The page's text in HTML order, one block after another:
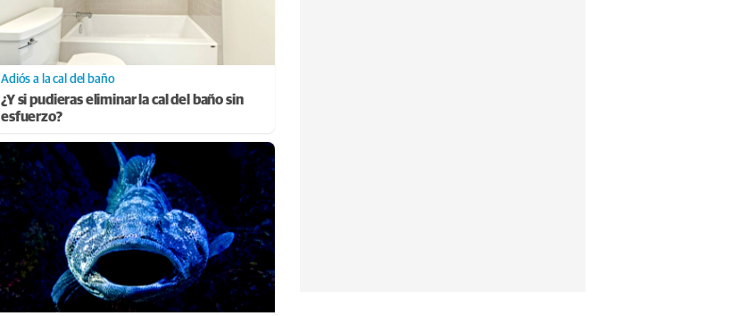
Adiós a la cal del baño
¿Y si pudieras eliminar la cal del baño sin
esfuerzo?